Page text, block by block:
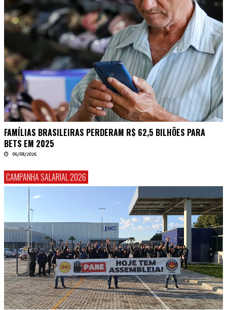
FAMÍLIAS BRASILEIRAS PERDERAM R$ 62,5 BILHÕES PARA
BETS EM 2025
06/08/2026
CAMPANHA SALARIAL 2026